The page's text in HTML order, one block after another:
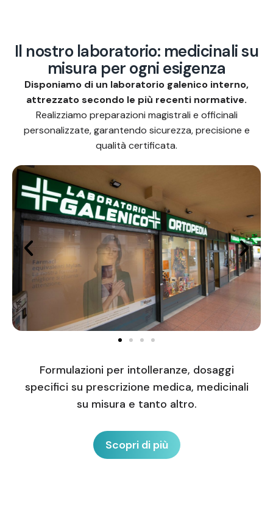
Il nostro laboratorio: medicinalisu
misura per ogni esigenza
Disponiamo di un laboratorio galenico interno,
attrezzato secondo le più recenti normative.
Realizziamo preparazioni magistrali e officinali
personalizzate, garantendo sicurezza, precisione e
qualità certificata.
Formulazioni per intolleranze, dosaggi
specifici su prescrizione medica, medicinali
su misura e tanto altro.
Scopri di più